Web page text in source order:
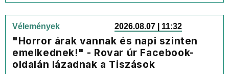
Vélemények 2026.08.07 | 11:32
"Horror árak vannak és napi szinten
emelkednek!" - Rovar úr Facebook-
oldalán lázadnak a Tiszások